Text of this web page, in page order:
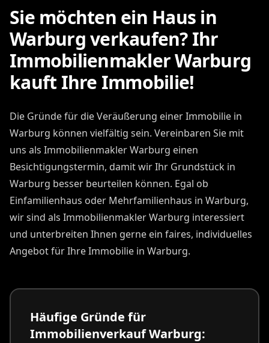
Sie möchten ein Haus in
Warburg verkaufen? Ihr
Immobilienmakler Warburg
kauft Ihre Immobilie!
Die Gründe für die Veräußerung einer Immobilie in
Warburg können vielfältig sein. Vereinbaren Sie mit
uns als Immobilienmakler Warburg einen
Besichtigungstermin, damit wir Ihr Grundstück in
Warburg besser beurteilen können. Egal ob
Einfamilienhaus oder Mehrfamilienhaus in Warburg,
wir sind als Immobilienmakler Warburg interessiert
und unterbreiten Ihnen gerne ein faires, individuelles
Angebot für Ihre Immobilie in Warburg.
Häufige Gründe für
Immobilienverkauf Warburg: